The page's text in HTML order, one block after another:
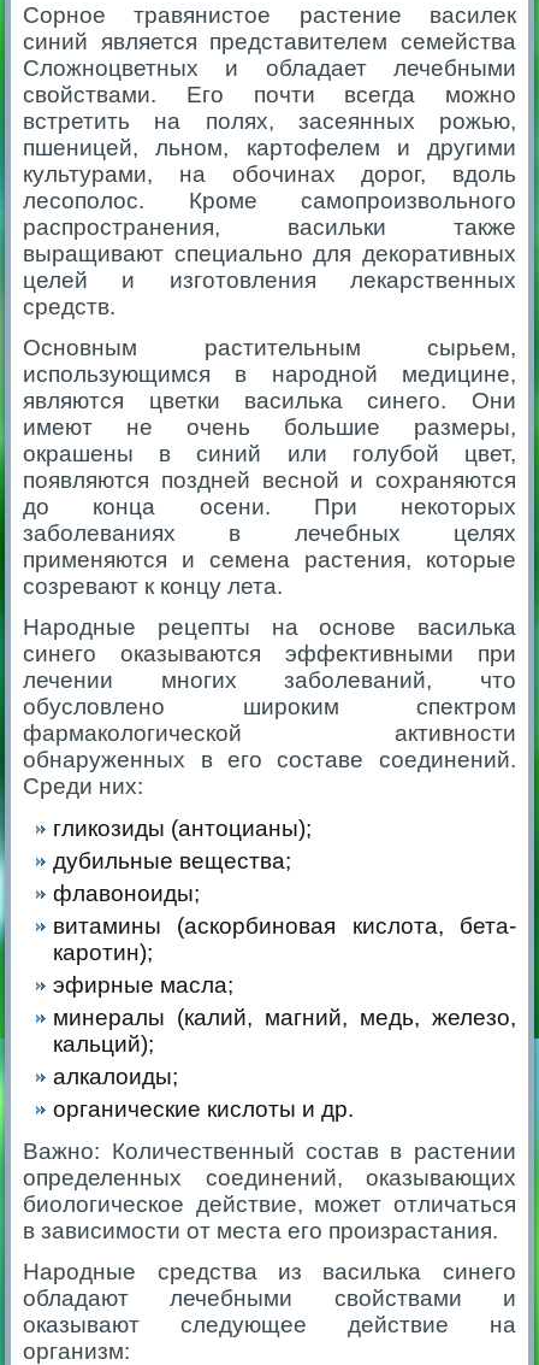
Сорное травянистое растение василек
синий является представителем семейства
Сложноцветных и обладает лечебными
свойствами. Его почти всегда можно
встретить на полях, засеянных рожью,
пшеницей, льном, картофелем и другими
культурами, на обочинах дорог, вдоль
лесополос. Кроме самопроизвольного
распространения, васильки также
выращивают специально для декоративных
целей и изготовления лекарственных
средств.
Основным растительным сырьем,
использующимся в народной медицине,
являются цветки василька синего. Они
имеют не очень большие размеры,
окрашены в синий или голубой цвет,
появляются поздней весной и сохраняются
до конца осени. При некоторых
заболеваниях в лечебных целях
применяются и семена растения, которые
созревают к концу лета.
Народные рецепты на основе василька
синего оказываются эффективными при
лечении многих заболеваний, что
обусловлено широким спектром
фармакологической активности
обнаруженных в его составе соединений.
Среди них:
гликозиды (антоцианы);
дубильные вещества;
флавоноиды;
витамины (аскорбиновая кислота, бета-
каротин);
эфирные масла;
минералы (калий, магний, медь, железо,
кальций);
алкалоиды;
органические кислоты и др.
Важно: Количественный состав в растении
определенных соединений, оказывающих
биологическое действие, может отличаться
в зависимости от места его произрастания.
Народные средства из василька синего
обладают лечебными свойствами и
оказывают следующее действие на
организм: